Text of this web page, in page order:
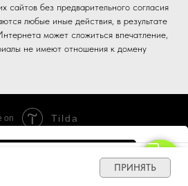
мы ЛК
сайтов без предварительного согласия
любые иные действия, в результате
может сложиться впечатление,
не имеют отношения к домену
ПРИНЯТЬ
on Tilda